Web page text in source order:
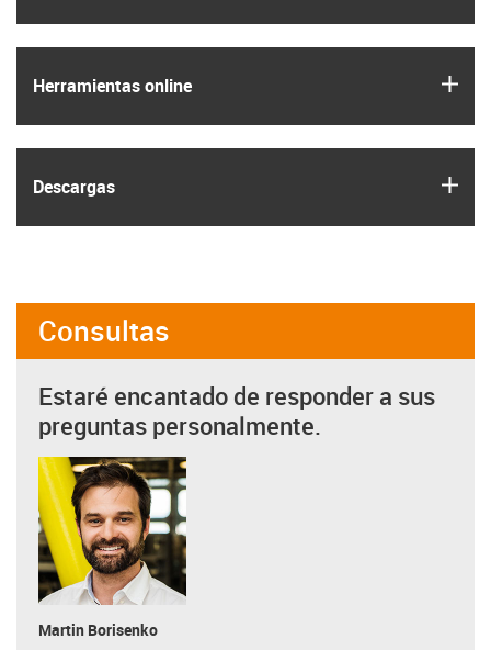
Herramientas online
Descargas
Consultas
Estaré encantado de responder a sus
preguntas personalmente.
Martin Borisenko